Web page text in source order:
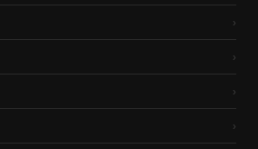
›
›
›
›